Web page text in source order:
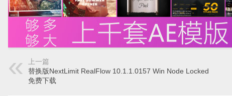
上一篇
替换版NextLimit RealFlow 10.1.1.0157 Win Node Locked
免费下载